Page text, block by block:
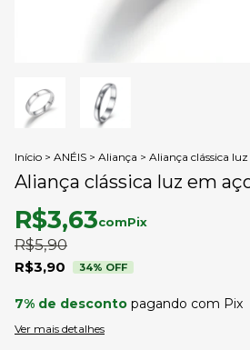
Início > ANÉIS > Aliança > Aliança clássica
Aliança clássica luz em
R$5,90
R$3,90 34% OFF
R$3,63comPix
7% de desconto pagando com Pix
Ver mais detalhes